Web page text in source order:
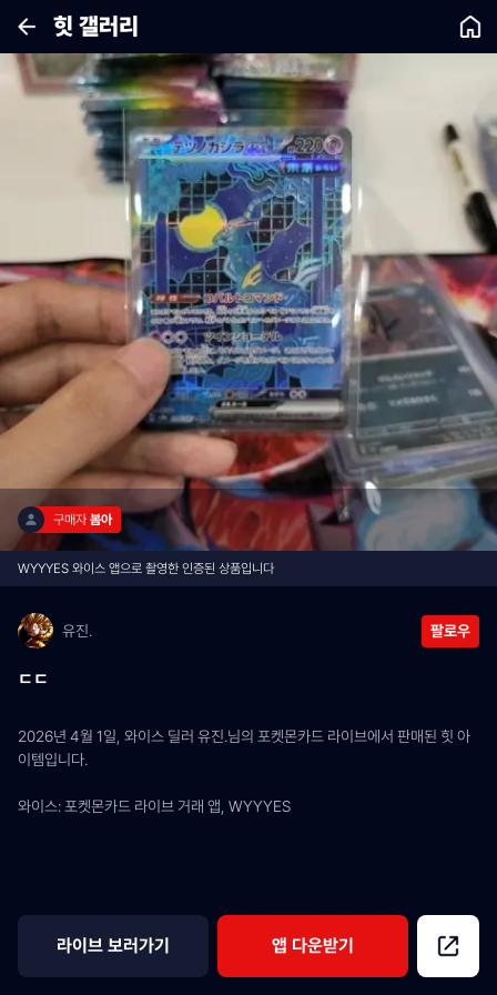
힛 갤러리
구매자 봄아
WYYYES 와이스 앱으로 촬영한 인증된 상품입니다
유진. 팔로우
ㄷㄷ
2026년 4월 1일, 와이스 딜러 유진.님의 포켓몬카드 라이브에서 판매된 힛 아
이템입니다.
와이스: 포켓몬카드 라이브 거래 앱, WYYYES
라이브 보러가기 앱 다운받기